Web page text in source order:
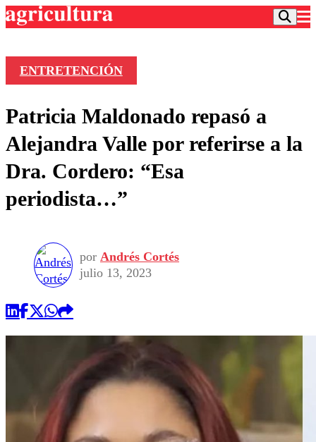
Frecuencias
Agricultura TV
Deportes
Colo Colo
Motor
Torneo Internacional
Torneo Nacional
Entretención
Noticias
Internacional
Nacional
Vida Social
Programas
Comercial
ENTRETENCIÓN
Patricia Maldonado repasó a
Alejandra Valle por referirse a la
Dra. Cordero: “Esa
periodista…”
por Andrés Cortés
julio 13, 2023